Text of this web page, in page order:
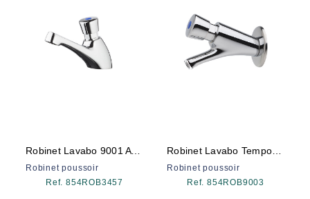
Robinet Lavabo 9001 A Pousoir
Robinet poussoir
Ref. 854ROB3457
Robinet poussoir
Ref. 854ROB9003